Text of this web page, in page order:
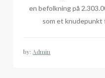
en befolkning på
som et
by: Admin